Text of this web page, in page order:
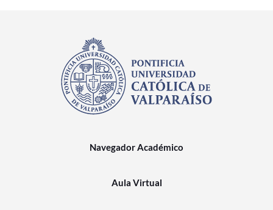
Navegador Académico
Aula Virtual